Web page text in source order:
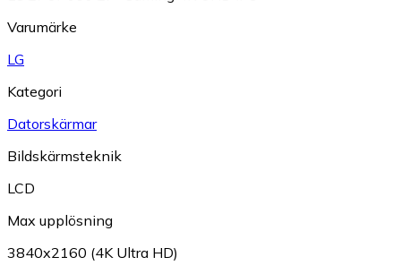
Varumärke
LG
Kategori
Datorskärmar
Bildskärmsteknik
LCD
Max upplösning
3840x2160 (4K Ultra HD)